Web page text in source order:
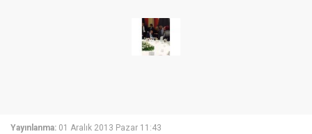
Yayınlanma: 01 Aralık 2013 Pazar 11:43